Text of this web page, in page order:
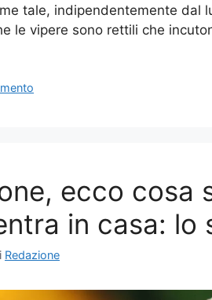
tale, indipendentemente dal
le vipere sono rettili che
ecco cosa
in casa: lo
Redazione